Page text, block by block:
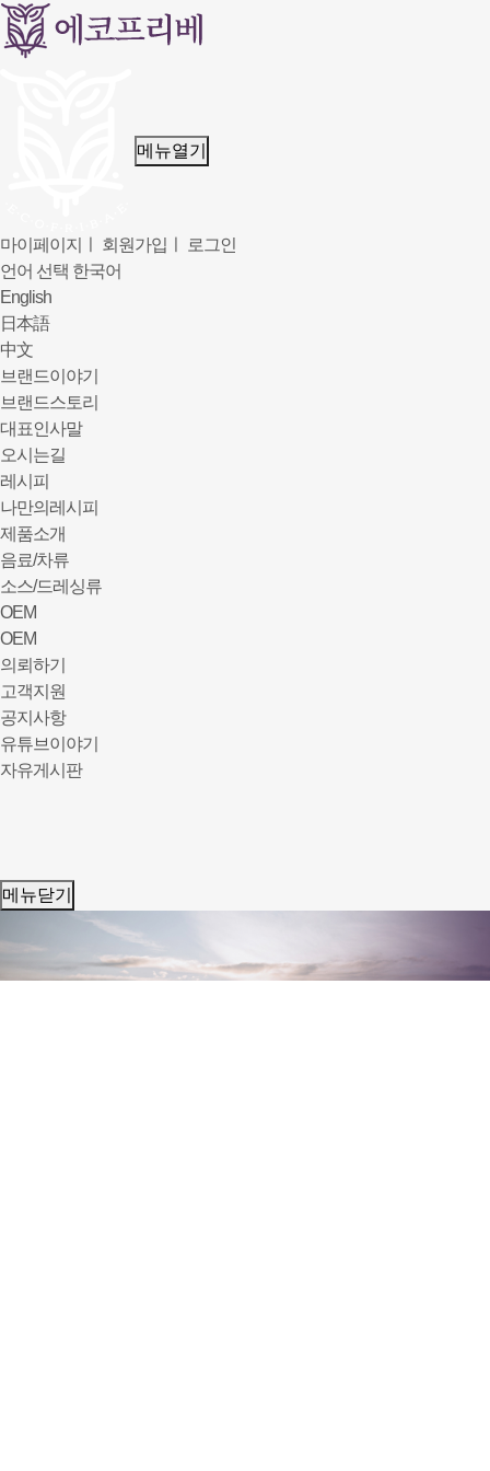
메뉴열기
마이페이지 회원가입
로그인
언어 선택 한국어
English
日本語
中文
브랜드이야기
브랜드스토리
대표인사말
오시는길
레시피
나만의레시피
제품소개
음료/차류
소스/드레싱류
OEM
OEM
의뢰하기
고객지원
공지사항
유튜브이야기
자유게시판
메뉴닫기